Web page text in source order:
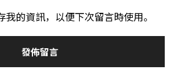
的資訊，以便下次留言時使用。